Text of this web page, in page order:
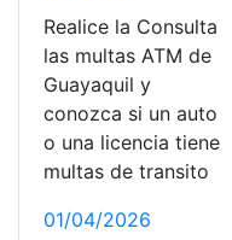
Realice la Consulta
las multas ATM de
Guayaquil y
conozca si un auto
o una licencia tiene
multas de transito
01/04/2026